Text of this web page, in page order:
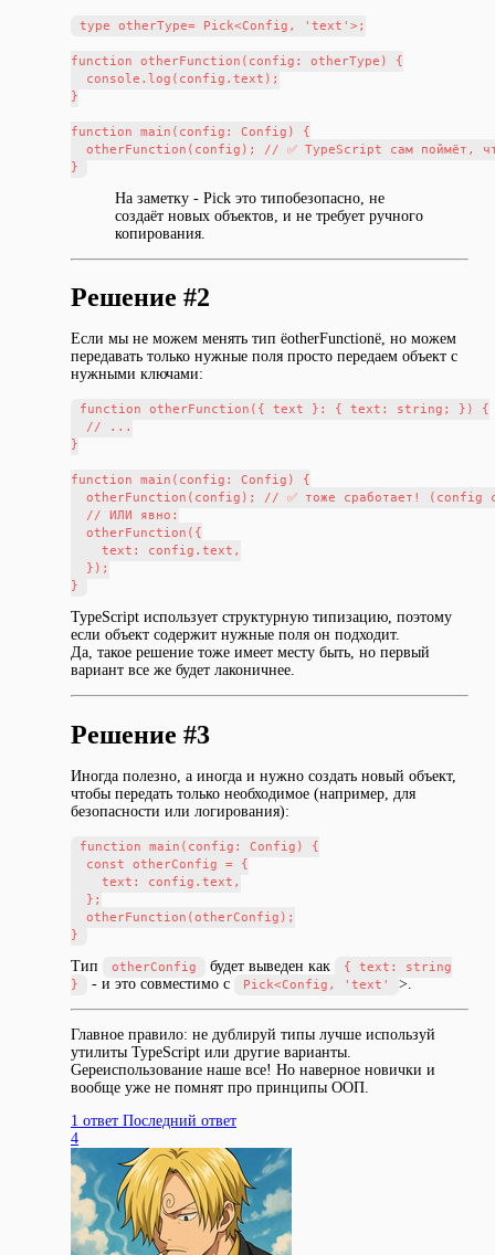
type otherType= Pick<Config, 'text'>;
function otherFunction(config: otherType) {
  console.log(config.text);
}
function main(config: Config) {
otherFunction(config); // ✅ TypeScript сам поймёт,
На заметку - Pick это типобезопасно, не
создаёт новых объектов, и не требует ручного
копирования.
Решение #2
Если мы не можем менять тип ёotherFunctionё, но можем
передавать только нужные поля просто передаем объект с
нужными ключами:
function otherFunction({ text }: { text: string; }) {
  // ...
}
function main(config: Config) {
otherFunction(config); // ✅ тоже сработает! (config
  // ИЛИ явно:
  otherFunction({
    text: config.text,
  });
TypeScript использует структурную типизацию, поэтому
если объект содержит нужные поля он подходит.
Да, такое решение тоже имеет месту быть, но первый
вариант все же будет лаконичнее.
Решение #3
Иногда полезно, а иногда и нужно создать новый объект,
чтобы передать только необходимое (например, для
безопасности или логирования):
function main(config: Config) {
  const otherConfig = {
    text: config.text,
  };
  otherFunction(otherConfig);
Тип otherConfig будет выведен как
{ text: string
}
- и это совместимо с Pick<Config, 'text' >.
Главное правило: не дублируй типы лучше используй
утилиты TypeScript или другие варианты.
Gереиспользование наше все! Но наверное новички и
вообще уже не помнят про принципы ООП.
1 ответ Последний ответ
4